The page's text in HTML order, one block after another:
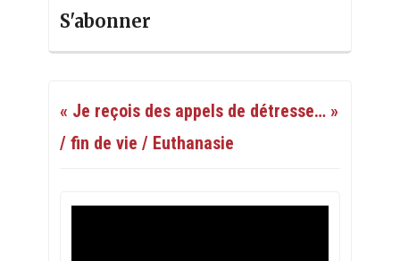
S'abonner
« Je reçois des appels de détresse… »
/ fin de vie / Euthanasie